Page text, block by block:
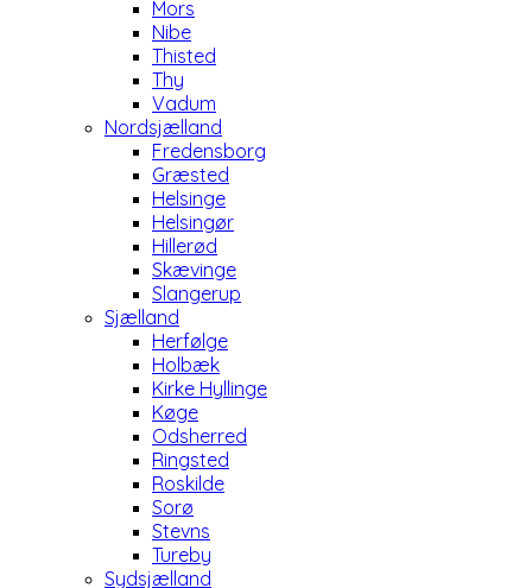
Mors
Nibe
Thisted
Thy
Vadum
Nordsjælland
Fredensborg
Græsted
Helsinge
Helsingør
Hillerød
Skævinge
Slangerup
Sjælland
Herfølge
Holbæk
Kirke Hyllinge
Køge
Odsherred
Ringsted
Roskilde
Sorø
Stevns
Tureby
Sydsjælland